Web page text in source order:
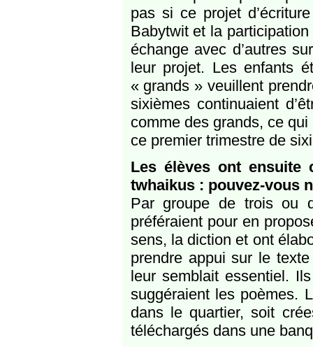
pas si ce projet
Babytwit et la
échange avec d’autres
leur projet. Les enfants
« grands » veuillent
sixièmes continuaient
comme des grands, ce
ce premier trimestre de
Les élèves ont ensuite
twhaikus : pouvez-vous
Par groupe de trois ou
préféraient pour en
sens, la diction et ont
prendre appui sur le
leur semblait essentiel.
suggéraient les poèmes.
dans le quartier, soit
téléchargés dans une